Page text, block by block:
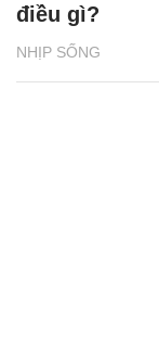
NHỊP SỐNG
điều gì?